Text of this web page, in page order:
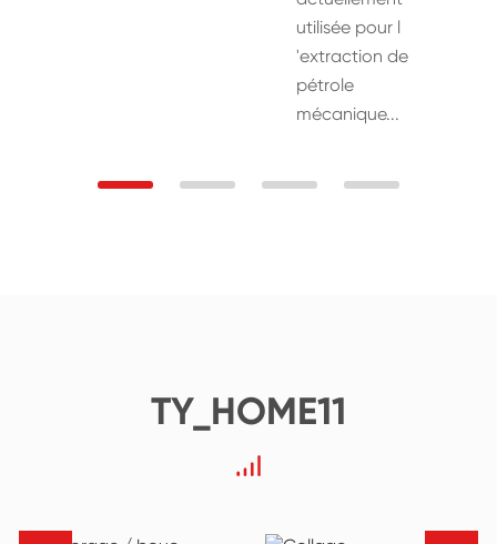
utilisée pour l
'extraction de
pétrole
mécanique...
TY_HOME11